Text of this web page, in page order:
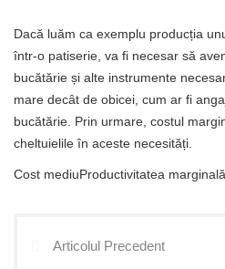
Dacă luăm ca exemplu producția
într-o patiserie, va fi necesar să
bucătărie și alte instrumente
mare decât de obicei, cum ar fi
bucătărie. Prin urmare, costul
cheltuielile în aceste necesități.
Cost mediuProductivitatea
Articolul Precedent